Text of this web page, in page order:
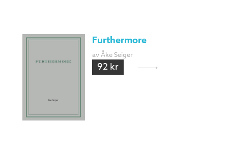
Furthermore
av Åke Seiger
92 kr